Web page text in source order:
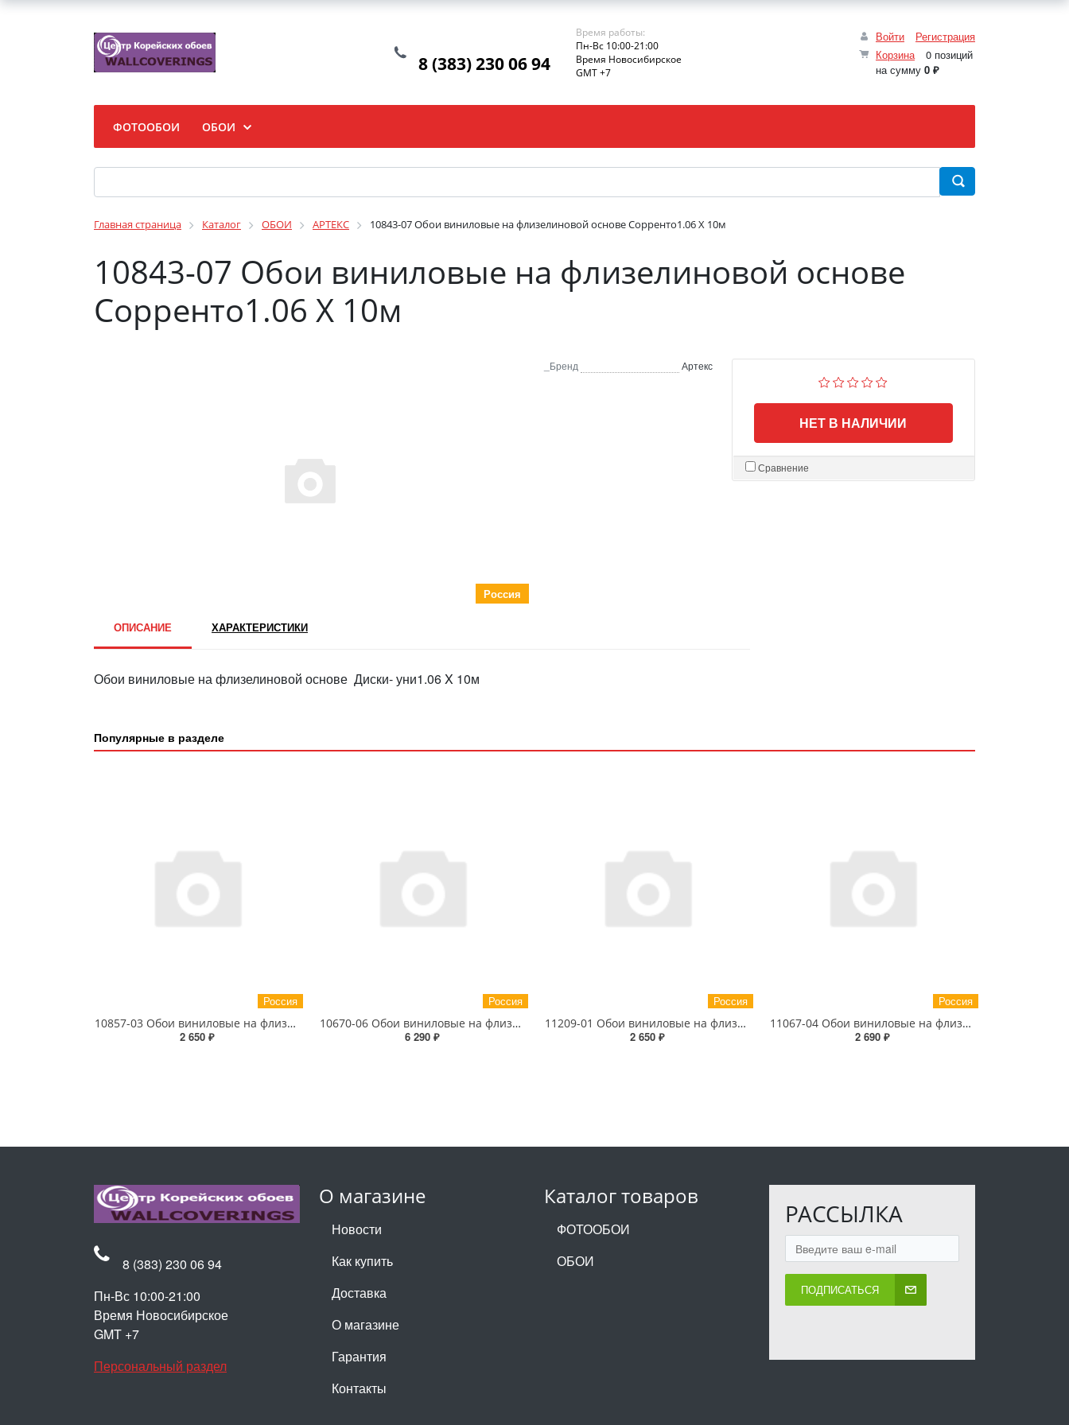
Войти
Регистрация
Корзина
0 позиций
на сумму 0 ₽
8 (383) 230 06 94
Время работы:
Пн-Вс 10:00-21:00
Время Новосибирское
GMT +7
ФОТООБОИ ОБОИ
Главная страница Каталог ОБОИ АРТЕКС 10843-07 Обои виниловые на флизелиновой основе Сорренто1.06 X 10м
10843-07 Обои виниловые на флизелиновой основе
Сорренто1.06 X 10м
Россия
_Бренд Артекс
НЕТ В НАЛИЧИИ
Сравнение
ОПИСАНИЕ ХАРАКТЕРИСТИКИ
Обои виниловые на флизелиновой основе Диски- уни1.06 X 10м
Популярные в разделе
Россия
10857-03 Обои виниловые на флизелиновой основе 1.06 X 10 м
2 650 ₽
Россия
10670-06 Обои виниловые на флизелиновой основе 1.06 X 10м
6 290 ₽
Россия
11209-01 Обои виниловые на флизелиновой основе Северная столица-уни1.06 X 10м
2 650 ₽
Россия
11067-04 Обои виниловые на флизелиновой основе 1.06 X 10м
2 690 ₽
О магазине
Новости
Как купить
Доставка
О магазине
Гарантия
Контакты
Каталог товаров
ФОТООБОИ
ОБОИ
РАССЫЛКА
ПОДПИСАТЬСЯ
8 (383) 230 06 94
Пн-Вс 10:00-21:00
Время Новосибирское
GMT +7
Персональный раздел